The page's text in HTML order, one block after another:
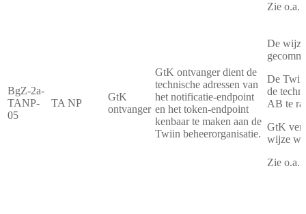
Zie o.a.
BgZ-2a-
TANP-
05
TA NP
GtK
ontvanger
GtK ontvanger dient de
technische adressen van
het notificatie-endpoint
en het token-endpoint
kenbaar te maken aan de
Twiin beheerorganisatie.
De
De
de
AB te
GtK
wijze
Zie o.a.